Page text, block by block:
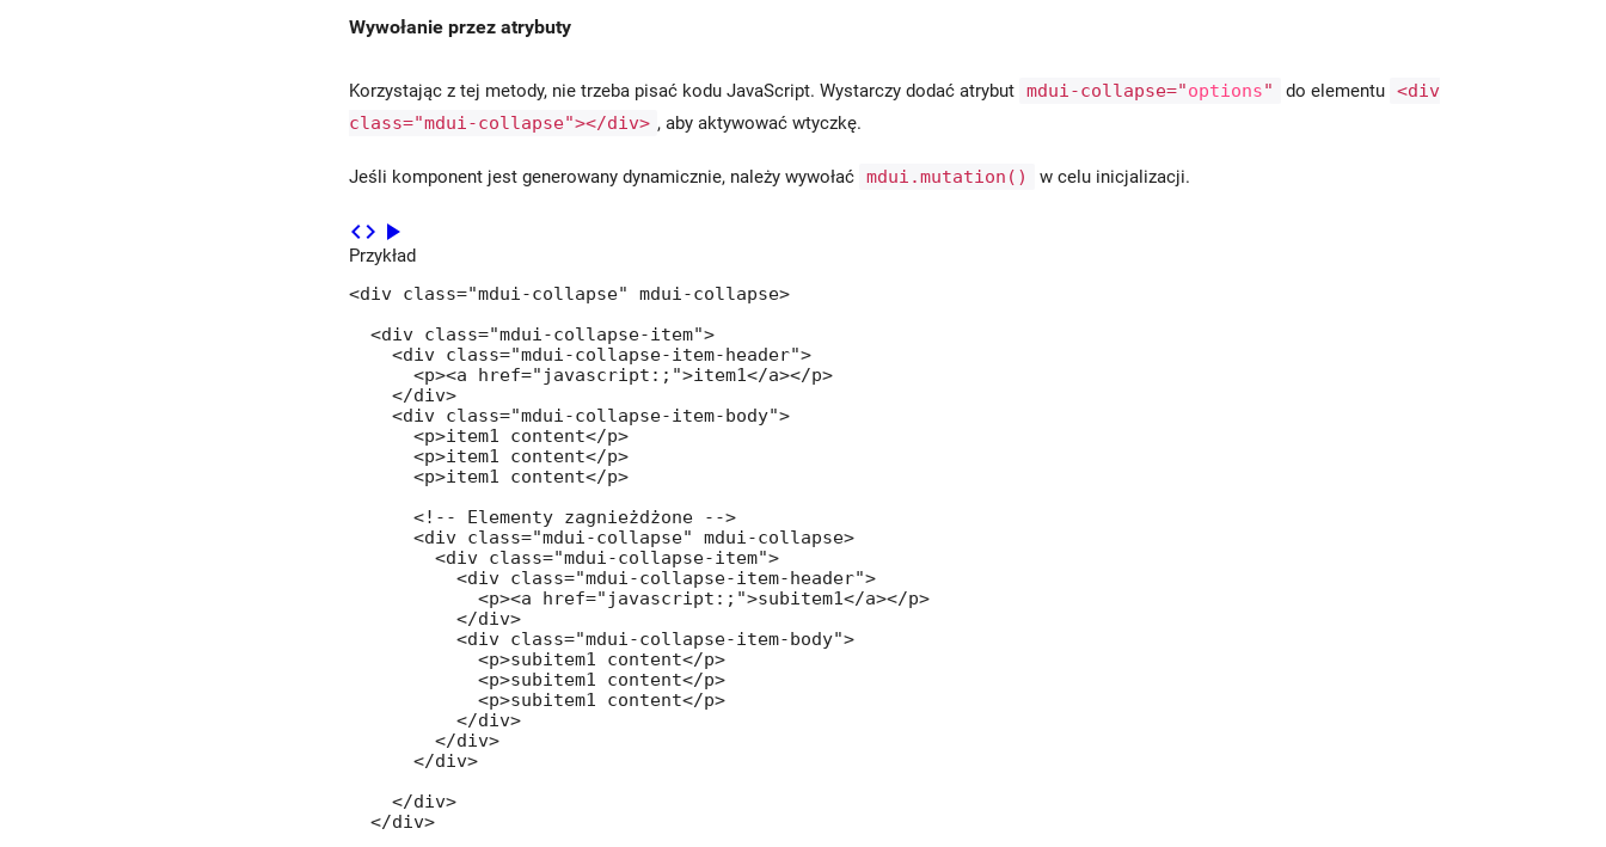
Wywołanie przez atrybuty
Korzystając z tej metody, nie trzeba pisać kodu JavaScript. Wystarczy dodać atrybut mdui-collapse="options" do elementu <div
class="mdui-collapse"></div> , aby aktywować wtyczkę.
Jeśli komponent jest generowany dynamicznie, należy wywołać mdui.mutation() w celu inicjalizacji.
code play_arrow
Przykład
<div class="mdui-collapse" mdui-collapse>
  <div class="mdui-collapse-item">
    <div class="mdui-collapse-item-header">
      <p><a href="javascript:;">item1</a></p>
    </div>
    <div class="mdui-collapse-item-body">
      <p>item1 content</p>
      <p>item1 content</p>
      <p>item1 content</p>
      <!-- Elementy zagnieżdżone -->
      <div class="mdui-collapse" mdui-collapse>
        <div class="mdui-collapse-item">
          <div class="mdui-collapse-item-header">
            <p><a href="javascript:;">subitem1</a></p>
          </div>
          <div class="mdui-collapse-item-body">
            <p>subitem1 content</p>
            <p>subitem1 content</p>
            <p>subitem1 content</p>
          </div>
        </div>
      </div>
    </div>
  </div>